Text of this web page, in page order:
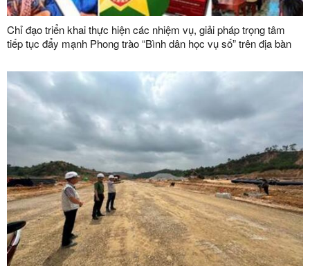
Chỉ đạo triển khai thực hiện các nhiệm vụ, giải pháp trọng tâm
tiếp tục đẩy mạnh Phong trào “Bình dân học vụ số” trên địa bàn